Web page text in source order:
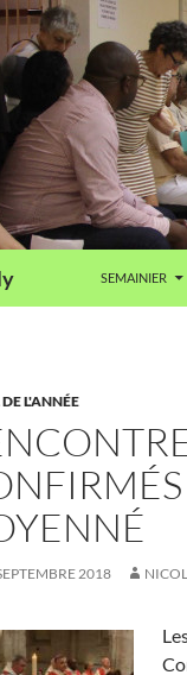
SEMAINIER
L'ANNÉE
2018